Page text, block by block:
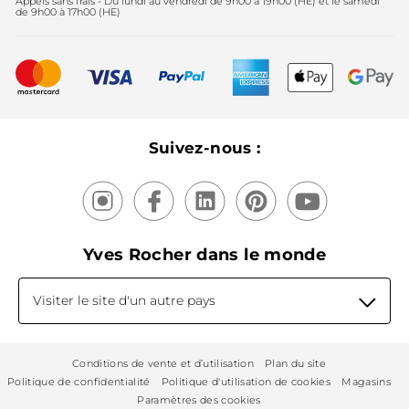
2025
Fête des mères
Nouveautés
Recyclage
de 9h00 à 17h00 (HE)
Suivez-nous :
Yves Rocher dans le monde
Visiter le site d'un autre pays
Conditions de vente et d’utilisation
Plan du site
Politique de confidentialité
Politique d'utilisation de cookies
Magasins
Paramètres des cookies